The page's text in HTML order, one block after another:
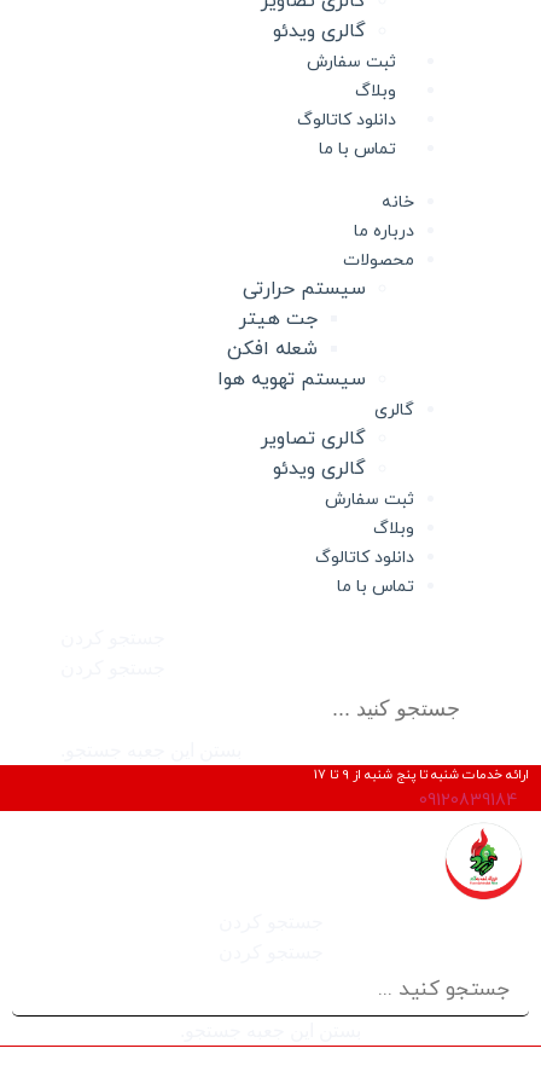
گالری ویدئو
ثبت سفارش
وبلاگ
دانلود کاتالوگ
تماس با ما
خانه
درباره ما
محصولات
سیستم حرارتی
جت هیتر
شعله افکن
سیستم تهویه هوا
گالری
گالری تصاویر
گالری ویدئو
ثبت سفارش
وبلاگ
دانلود کاتالوگ
تماس با ما
ارائه خدمات شنبه تا پنج شنبه از 9 تا 17
09120839184